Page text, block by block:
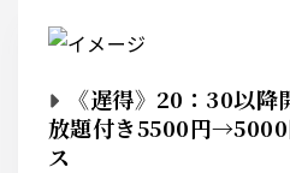
《遅得》20：30以
放題付き5500円→5000
ス